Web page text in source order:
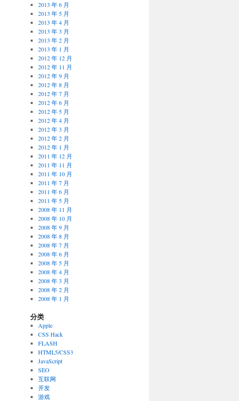
2013 年 6 月
2013 年 5 月
2013 年 4 月
2013 年 3 月
2013 年 2 月
2013 年 1 月
2012 年 12 月
2012 年 11 月
2012 年 9 月
2012 年 8 月
2012 年 7 月
2012 年 6 月
2012 年 5 月
2012 年 4 月
2012 年 3 月
2012 年 2 月
2012 年 1 月
2011 年 12 月
2011 年 11 月
2011 年 10 月
2011 年 7 月
2011 年 6 月
2011 年 5 月
2008 年 11 月
2008 年 10 月
2008 年 9 月
2008 年 8 月
2008 年 7 月
2008 年 6 月
2008 年 5 月
2008 年 4 月
2008 年 3 月
2008 年 2 月
2008 年 1 月
分类
Apple
CSS Hack
FLASH
HTML5/CSS3
JavaScript
SEO
互联网
开发
游戏